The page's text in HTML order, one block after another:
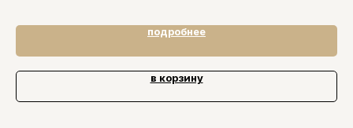
подробнее
в корзину